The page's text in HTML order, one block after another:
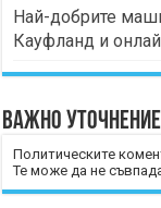
Най-добрите
Кауфланд и
Важно
Политическите
Те може да не